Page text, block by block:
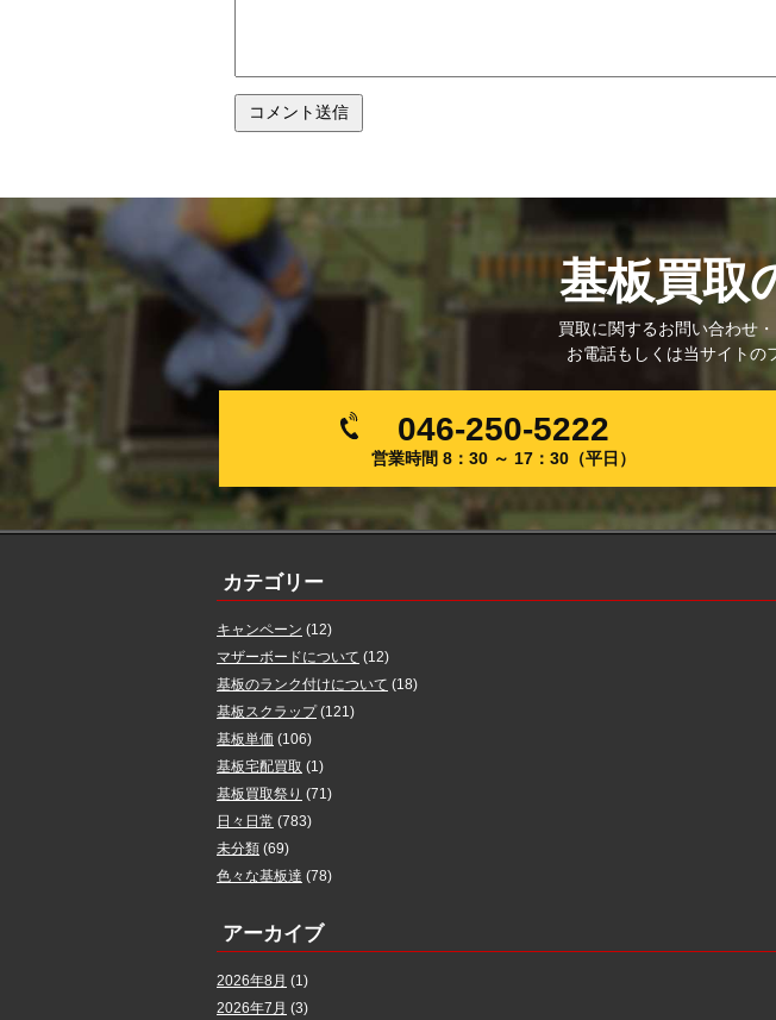
基板買取
買取に関するお問い合わせ
お電話もしくは当サイトの
046-250-5222
営業時間 8：30 ～ 17：30（平日）
カテゴリー
キャンペーン (12)
マザーボードについて (12)
基板のランク付けについて (18)
基板スクラップ(121)
基板単価 (106)
基板宅配買取 (1)
基板買取祭り (71)
日々日常 (783)
未分類 (69)
色々な基板達 (78)
アーカイブ
2026年8月 (1)
2026年7月 (3)